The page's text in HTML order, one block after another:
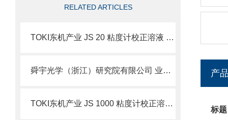
RELATED ARTICLES
TOKI东机产业 JS 20 粘度计校正溶液 简介
舜宇光学（浙江）研究院有限公司 业务简介
TOKI东机产业 JS 1000 粘度计校正溶液 简介
产
标